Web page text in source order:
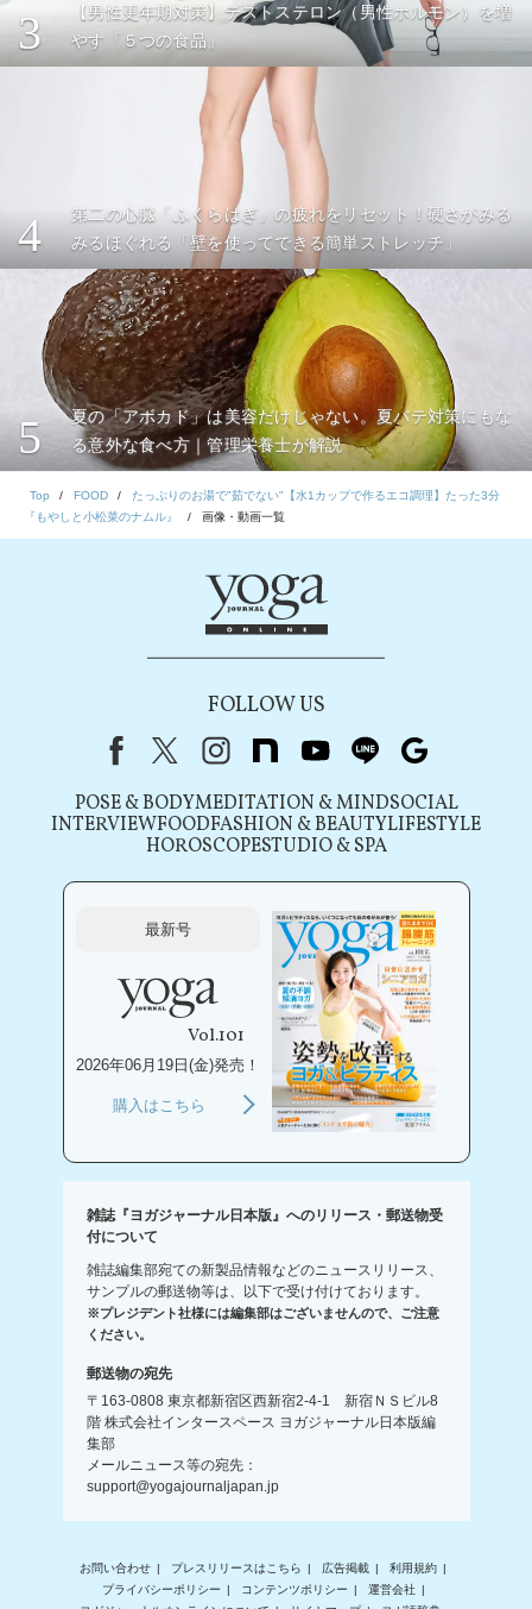
3
【男性更年期対策】テストステロン（男性ホルモン）を増
やす「５つの食品」
4
第二の心臓「ふくらはぎ」の疲れをリセット！硬さがみる
みるほぐれる「壁を使ってできる簡単ストレッチ」
5
夏の「アボカド」は美容だけじゃない。夏バテ対策にもな
る意外な食べ方｜管理栄養士が解説
Top FOOD
たっぷりのお湯で"茹でない"【水1カップで作るエコ調理】たった3分
『もやしと小松菜のナムル』
画像・動画一覧
FOLLOW US
FacebookX（旧Twitter）
instagram
note youtubeline
POSE & BODYMEDITATION & MINDSOCIAL
INTERVIEWFOODFASHION & BEAUTYLIFESTYLE
HOROSCOPESTUDIO & SPA
最新号
Vol.101
2026年06月19日(金)発売！
購入はこちら
雑誌『ヨガジャーナル日本版』へのリリース・郵送物受
付について
雑誌編集部宛ての新製品情報などのニュースリリース、
サンプルの郵送物等は、以下で受け付けております。
※プレジデント社様には編集部はございませんので、ご注意
ください。
郵送物の宛先
〒163-0808 東京都新宿区西新宿2-4-1 新宿ＮＳビル8
階 株式会社インタースペース ヨガジャーナル日本版編
集部
メールニュース等の宛先：
support@yogajournaljapan.jp
お問い合わせ プレスリリースはこちら 広告掲載
利用規約
プライバシーポリシー
コンテンツポリシー
運営会社